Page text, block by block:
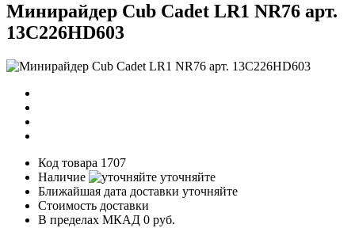
Минирайдер Cub Cadet LR1 NR76 арт.
13C226HD603
Код товара 1707
Наличие
уточняйте
Ближайшая дата доставки уточняйте
Стоимость доставки
В пределах МКАД 0 руб.